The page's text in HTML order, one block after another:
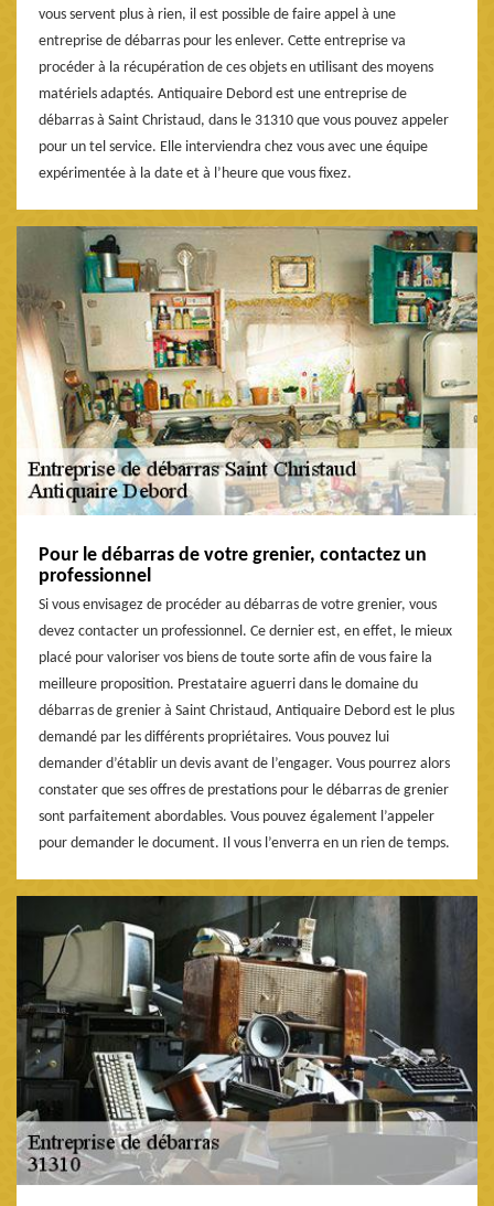
vous servent plus à rien, il est possible de faire appel à une
entreprise de débarras pour les enlever. Cette entreprise va
procéder à la récupération de ces objets en utilisant des moyens
matériels adaptés. Antiquaire Debord est une entreprise de
débarras à Saint Christaud, dans le 31310 que vous pouvez appeler
pour un tel service. Elle interviendra chez vous avec une équipe
expérimentée à la date et à l’heure que vous fixez.
Pour le débarras de votre grenier, contactez un
professionnel
Si vous envisagez de procéder au débarras de votre grenier, vous
devez contacter un professionnel. Ce dernier est, en effet, le mieux
placé pour valoriser vos biens de toute sorte afin de vous faire la
meilleure proposition. Prestataire aguerri dans le domaine du
débarras de grenier à Saint Christaud, Antiquaire Debord est le plus
demandé par les différents propriétaires. Vous pouvez lui
demander d’établir un devis avant de l’engager. Vous pourrez alors
constater que ses offres de prestations pour le débarras de grenier
sont parfaitement abordables. Vous pouvez également l’appeler
pour demander le document. Il vous l’enverra en un rien de temps.